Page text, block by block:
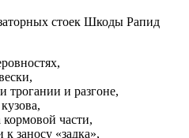
стоек Шкоды Рапид
трогании и разгоне,
части,
заносу «задка»,